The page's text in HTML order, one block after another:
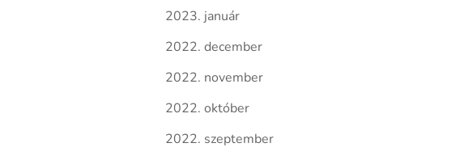
2023. január
2022. december
2022. november
2022. október
2022. szeptember